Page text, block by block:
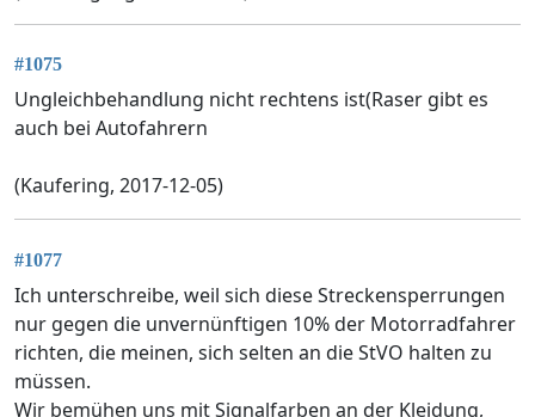
#1075
Ungleichbehandlung nicht rechtens ist(Raser gibt es
auch bei Autofahrern
(Kaufering, 2017-12-05)
#1077
Ich unterschreibe, weil sich diese Streckensperrungen
nur gegen die unvernünftigen 10% der Motorradfahrer
richten, die meinen, sich selten an die StVO halten zu
müssen.
Wir bemühen uns mit Signalfarben an der Kleidung,